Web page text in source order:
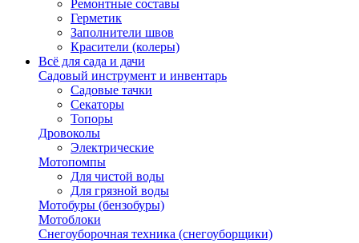
Ремонтные составы
Герметик
Заполнители швов
Красители (колеры)
Всё для сада и дачи
Садовый инструмент и инвентарь
Садовые тачки
Секаторы
Топоры
Дровоколы
Электрические
Мотопомпы
Для чистой воды
Для грязной воды
Мотобуры (бензобуры)
Мотоблоки
Снегоуборочная техника (снегоуборщики)